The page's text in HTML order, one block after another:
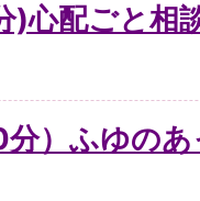
心配ごと相
分）ふゆの